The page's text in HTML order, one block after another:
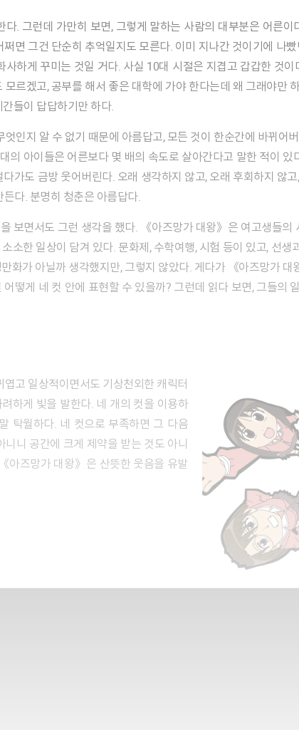
면 그건 단순히 추억일지도 모른다. 이미 지나간 것이기에 나
하게 꾸미는 것일 거다. 사실 10대 시절은 지겹고 갑갑한 것
르겠고, 공부를 해서 좋은 대학에 가야 한다는데 왜 그래야만
들이 답답하기만 하다.
의 아이들은 어른보다 몇 배의 속도로 살아간다고 말한 적이
가도 금방 웃어버린다. 오래 생각하지 않고, 오래 후회하지 않
다. 분명히 청춘은 아름답다.
소한 일상이 담겨 있다. 문화제, 수학여행, 시험 등이 있고, 선생
화가 아닐까 생각했지만, 그렇지 않았다. 게다가 《아즈망가
떻게 네 컷 안에 표현할 수 있을까? 그런데 읽다 보면, 그들의
하게 빛을 발한다. 네 개의 컷을 이용하
탁월하다. 네 컷으로 부족하면 그 다음
니 공간에 크게 제약을 받는 것도 아니
아즈망가 대왕》은 산뜻한 웃음을 유발